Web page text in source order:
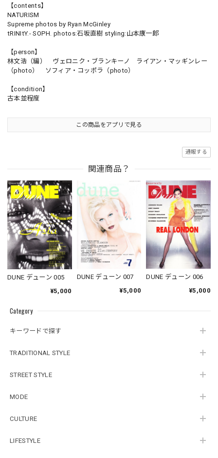
Category
キーワードで探す
TRADITIONAL STYLE
STREET STYLE
MODE
CULTURE
LIFESTYLE
【contents】
NATURISM
Supreme photos by Ryan McGinley
tRINItY.- SOPH. photos:石坂直樹 styling:山本康一郎
【person】
林文浩（編） ヴェロニク・ブランキーノ ライアン・マッギンレー
（photo） ソフィア・コッポラ（photo）
【condition】
古本並程度
この商品をアプリで見る
通報する
関連商品？
DUNE デューン 005
¥5,000
DUNE デューン 007
¥5,000
DUNE デューン 006
¥5,000